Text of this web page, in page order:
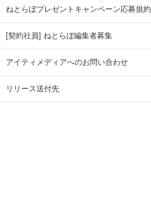
ねとらぼプレゼントキャンペーン応募規約
[契約社員] ねとらぼ編集者募集
アイティメディアへのお問い合わせ
リリース送付先